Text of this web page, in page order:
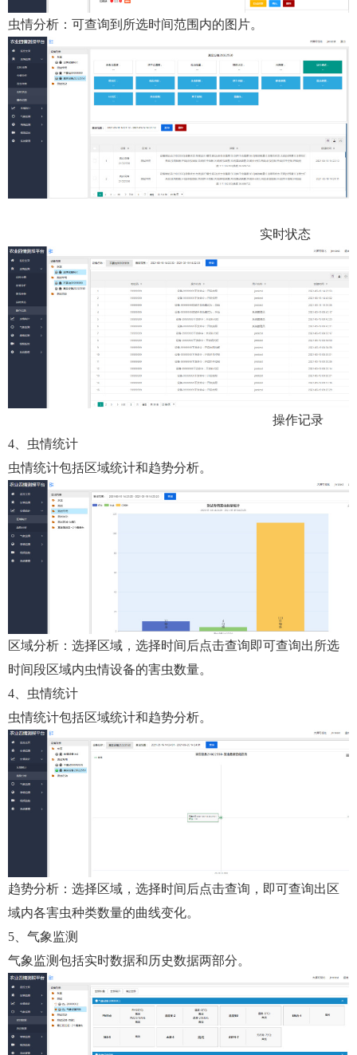
虫情分析：可查询到所选时间范围内的图片。
实时状态
操作记录
4、虫情统计
虫情统计包括区域统计和趋势分析。
区域分析：选择区域，选择时间后点击查询即可查询出所选
时间段区域内虫情设备的害虫数量。
4、虫情统计
虫情统计包括区域统计和趋势分析。
趋势分析：选择区域，选择时间后点击查询，即可查询出区
域内各害虫种类数量的曲线变化。
5、气象监测
气象监测包括实时数据和历史数据两部分。